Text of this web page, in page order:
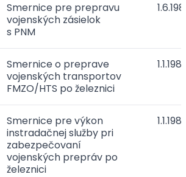
Smernice pre prepravu
vojenských zásielok
s PNM
Smernice o preprave
vojenských transportov
FMZO/HTS po železnici
Smernice pre výkon
instradačnej služby pri
zabezpečovaní
vojenských prepráv po
železnici